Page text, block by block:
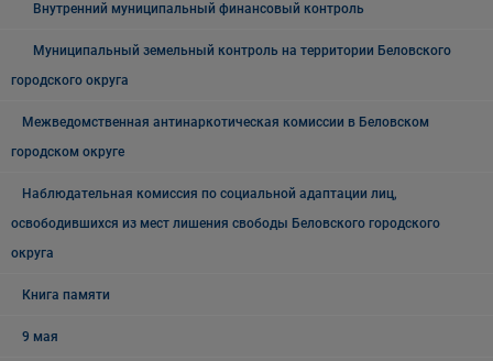
Внутренний муниципальный финансовый контроль
Муниципальный земельный контроль на территории Беловского
городского округа
Межведомственная антинаркотическая комиссии в Беловском
городском округе
Наблюдательная комиссия по социальной адаптации лиц,
освободившихся из мест лишения свободы Беловского городского
округа
Книга памяти
9 мая